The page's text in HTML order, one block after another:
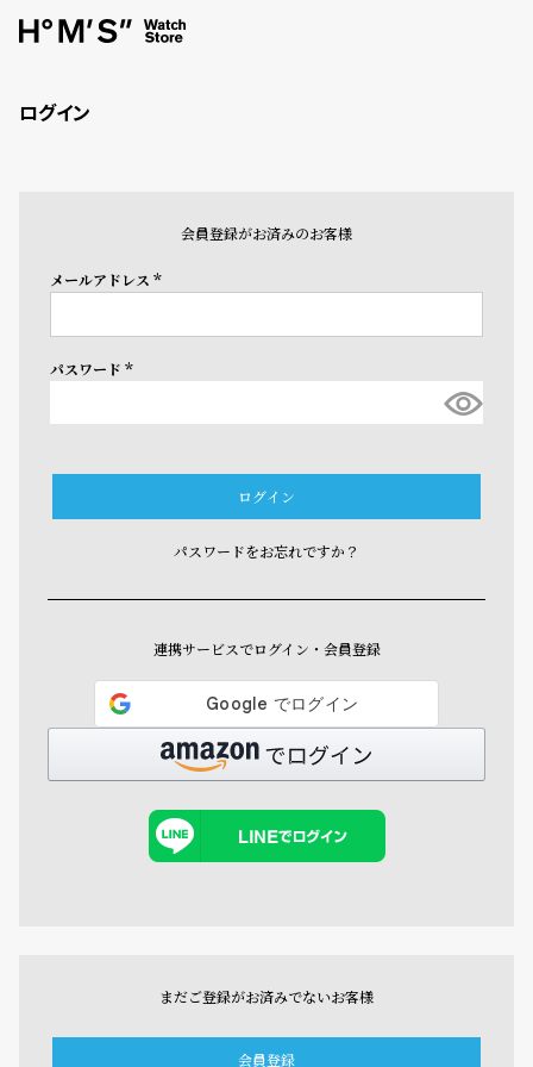
ログイン
会員登録がお済みのお客様
メールアドレス
(必
パスワード
(必
ログイン
パスワードをお忘れですか？
連携サービスでログイン・会員登録
まだご登録がお済みでないお客様
会員登録